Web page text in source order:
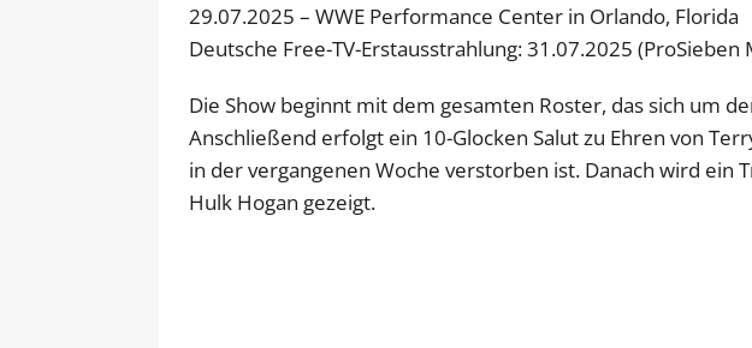
29.07.2025 – WWE Performance Center in Orlando, Florida
Deutsche Free-TV-Erstausstrahlung: 31.07.2025 (ProSieben
Die Show beginnt mit dem gesamten Roster, das sich um
Anschließend erfolgt ein 10-Glocken Salut zu Ehren von
in der vergangenen Woche verstorben ist. Danach wird ein
Hulk Hogan gezeigt.